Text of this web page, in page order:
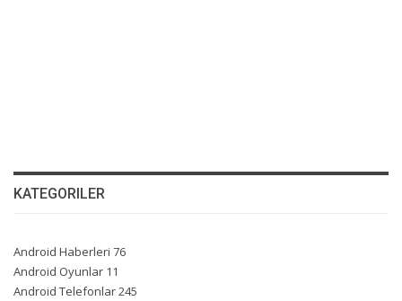
KATEGORILER
Android Haberleri 76
Android Oyunlar 11
Android Telefonlar245